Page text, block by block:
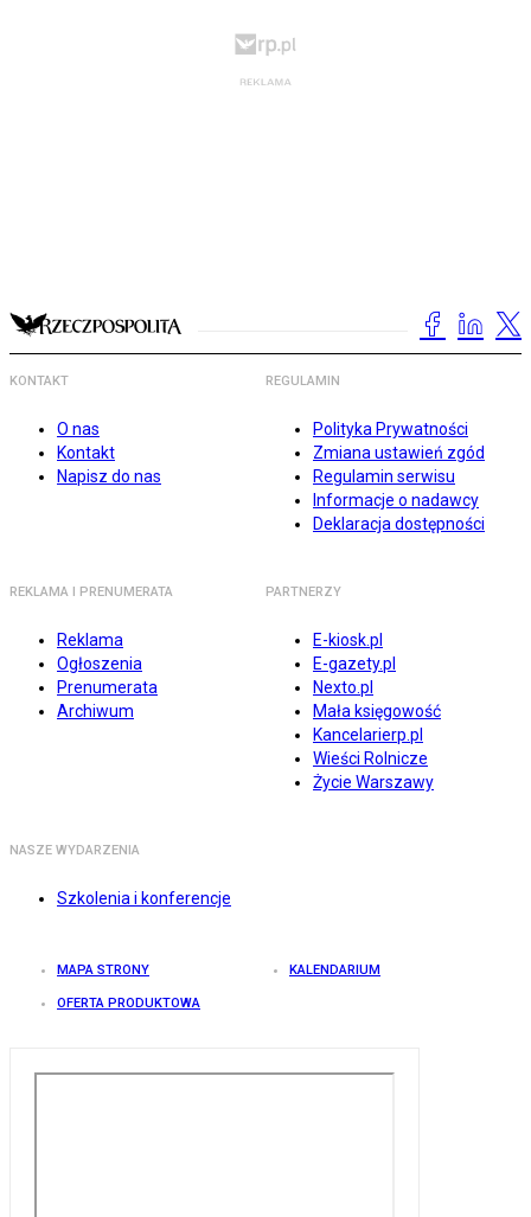
KONTAKT
O nas
Kontakt
Napisz do nas
REGULAMIN
Polityka Prywatności
Zmiana ustawień zgód
Regulamin serwisu
Informacje o nadawcy
Deklaracja dostępności
REKLAMA I PRENUMERATA
Reklama
Ogłoszenia
Prenumerata
Archiwum
PARTNERZY
E-kiosk.pl
E-gazety.pl
Nexto.pl
Mała księgowość
Kancelarierp.pl
Wieści Rolnicze
Życie Warszawy
NASZE WYDARZENIA
Szkolenia i konferencje
MAPA STRONY KALENDARIUM
OFERTA PRODUKTOWA